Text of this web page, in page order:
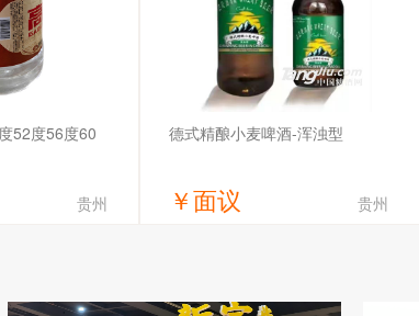
52度56度60
贵州
德式精酿小麦啤酒-浑浊型
￥面议 贵州